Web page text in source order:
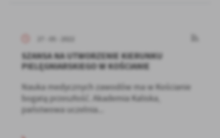
SZANSA NA UTWORZENIE KIERUNKU
PIELĘGNIARSKIEGO W KOŚCIANIE
Nauka medycznych zawodów ma w Kościanie
bogatą przeszłość. Akademia Kaliska,
państwowa uczelnia...